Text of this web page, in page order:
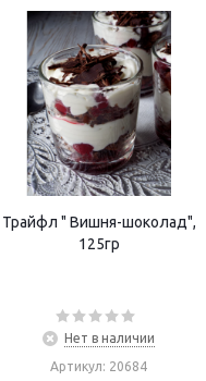
Трайфл " Вишня-шоколад",
125гр
Нет в наличии
Артикул: 20684